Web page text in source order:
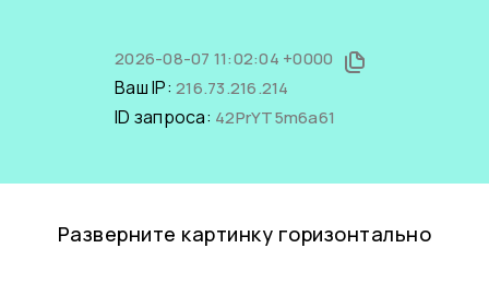
2026-08-07 11:02:04 +0000
Ваш IP: 216.73.216.214
ID запроса: 42PrYT5m6a61
Разверните картинку горизонтально